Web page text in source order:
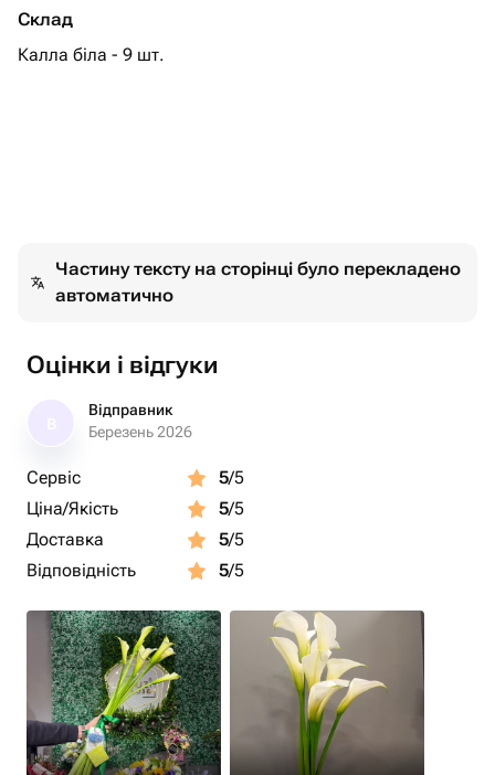
Склад
Калла біла - 9 шт.
Частину тексту на сторінці було перекладено
автоматично
Оцінки і відгуки
Відправник
Березень 2026
Сервіс 5/5
Ціна/Якість
5/5
Доставка
5/5
Відповідність
5/5